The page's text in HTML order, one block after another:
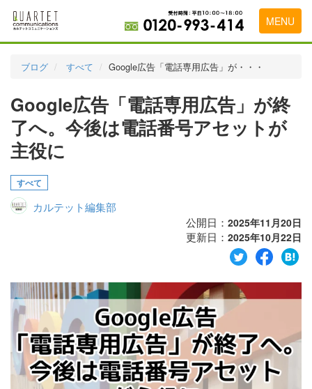
MENU
実績・お客様の声
初めて導入をお考えの方
広告代理店・HP制作会社様へ
お問い合わせ
ブログ すべて Google広告「電話専用広告」が・・・
Google広告「電話専用広告」が終
了へ。今後は電話番号アセットが
主役に
すべて
カルテット編集部
公開日： 2025年11月20日
更新日： 2025年10月22日